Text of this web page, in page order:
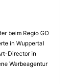
beim Regio GO
in Wuppertal
Director in
Werbeagentur